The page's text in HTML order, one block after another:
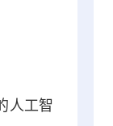
人工智